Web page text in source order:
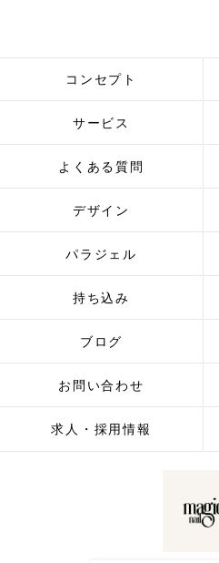
コンセプト
サービス
よくある質問
デザイン
パラジェル
持ち込み
ブログ
お問い合わせ
求人・採用情報